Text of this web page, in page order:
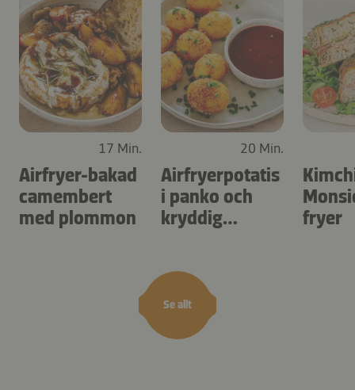
Se allt
17 Min.
Airfryer-bakad
camembert
med plommon
20 Min.
Airfryerpotatis
i panko och
kryddig
fryer